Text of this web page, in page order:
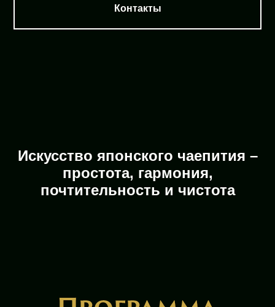
Контакты
Искусство японского чаепития –
простота, гармония,
почтительность и чистота